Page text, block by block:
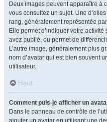
Deux images peuvent apparaître à
vous consultez un sujet. Une
rang, généralement représentée
Elle permet d’indiquer votre
avez publié, ou permet de
L’autre image, généralement plus
nom d’avatar qui est bien souvent
utilisateur.
Haut
Comment puis-je afficher un
Dans le panneau de contrôle de
ajouter un avatar en utilisant une